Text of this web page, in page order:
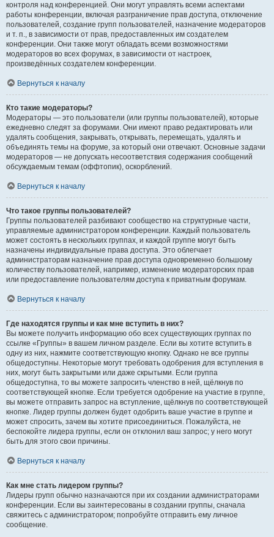
контроля над конференцией. Они могут управлять всеми аспектами
работы конференции, включая разграничение прав доступа, отключение
пользователей, создание групп пользователей, назначение модераторов
и т. п., в зависимости от прав, предоставленных им создателем
конференции. Они также могут обладать всеми возможностями
модераторов во всех форумах, в зависимости от настроек,
произведённых создателем конференции.
Вернуться к началу
Кто такие модераторы?
Модераторы — это пользователи (или группы пользователей), которые
ежедневно следят за форумами. Они имеют право редактировать или
удалять сообщения, закрывать, открывать, перемещать, удалять и
объединять темы на форуме, за который они отвечают. Основные задачи
модераторов — не допускать несоответствия содержания сообщений
обсуждаемым темам (оффтопик), оскорблений.
Вернуться к началу
Что такое группы пользователей?
Группы пользователей разбивают сообщество на структурные части,
управляемые администратором конференции. Каждый пользователь
может состоять в нескольких группах, и каждой группе могут быть
назначены индивидуальные права доступа. Это облегчает
администраторам назначение прав доступа одновременно большому
количеству пользователей, например, изменение модераторских прав
или предоставление пользователям доступа к приватным форумам.
Вернуться к началу
Где находятся группы и как мне вступить в них?
Вы можете получить информацию обо всех существующих группах по
ссылке «Группы» в вашем личном разделе. Если вы хотите вступить в
одну из них, нажмите соответствующую кнопку. Однако не все группы
общедоступны. Некоторые могут требовать одобрения для вступления в
них, могут быть закрытыми или даже скрытыми. Если группа
общедоступна, то вы можете запросить членство в ней, щёлкнув по
соответствующей кнопке. Если требуется одобрение на участие в группе,
вы можете отправить запрос на вступление, щёлкнув по соответствующей
кнопке. Лидер группы должен будет одобрить ваше участие в группе и
может спросить, зачем вы хотите присоединиться. Пожалуйста, не
беспокойте лидера группы, если он отклонил ваш запрос; у него могут
быть для этого свои причины.
Вернуться к началу
Как мне стать лидером группы?
Лидеры групп обычно назначаются при их создании администраторами
конференции. Если вы заинтересованы в создании группы, сначала
свяжитесь с администратором; попробуйте отправить ему личное
сообщение.